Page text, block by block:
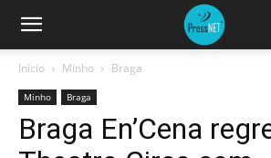
Início Minho Braga
Minho Braga
Braga En’Cena